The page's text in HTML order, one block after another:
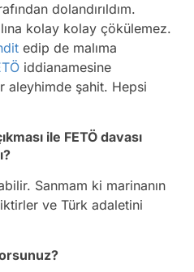
dolandırıldım.
kolay kolay çökülemez.
edip de malıma
iddianamesine
aleyhimde şahit. Hepsi
ile FETÖ davası
Sanmam ki marinanın
ve Türk adaletini